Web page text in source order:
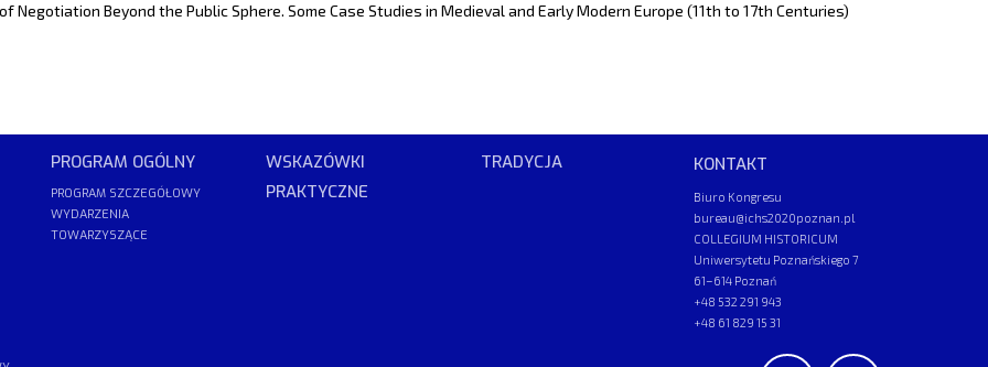
Negotiation Beyond the Public Sphere. Some Case Studies in Medieval and Early Modern Europe (11th to 17th Centuries)
PROGRAM OGÓLNY
PROGRAM SZCZEGÓŁOWY
WYDARZENIA
TOWARZYSZĄCE
WSKAZÓWKI
PRAKTYCZNE
TRADYCJA KONTAKT
Biuro Kongresu
bureau@ichs2020poznan.pl
COLLEGIUM HISTORICUM
Uniwersytetu Poznańskiego 7
61–614 Poznań
+48 532 291 943
+48 61 829 15 31